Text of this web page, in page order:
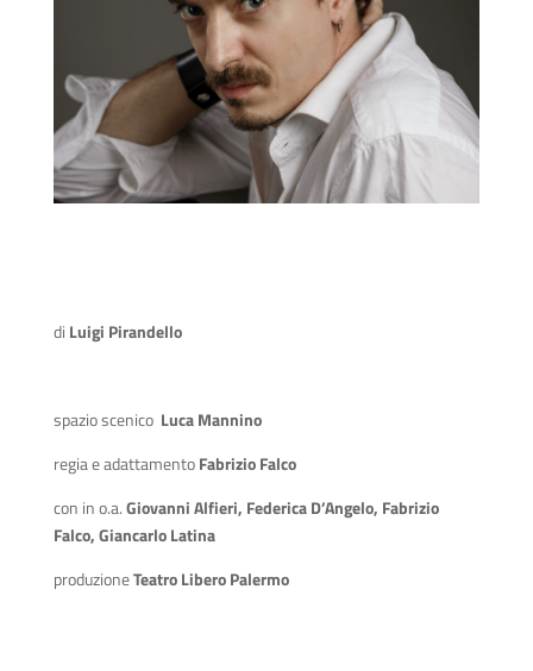
di Luigi Pirandello
spazio scenico Luca Mannino
regia e adattamentoFabrizio Falco
con in o.a.Giovanni Alfieri, Federica D’Angelo, Fabrizio
Falco, Giancarlo Latina
produzioneTeatro Libero Palermo